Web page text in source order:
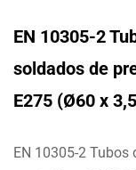
EN 10305-2
soldados de
E275 (Ø60 x
EN 10305-2